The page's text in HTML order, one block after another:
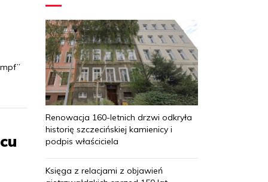
Renowacja 160-letnich drzwi odkryła
historię szczecińskiej kamienicy i
podpis właściciela
Księga z relacjami z objawień